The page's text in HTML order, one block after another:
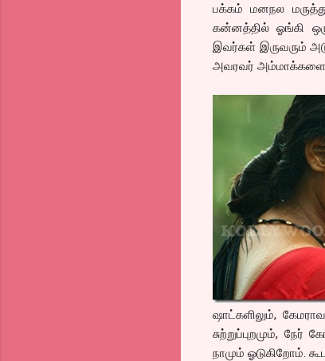
பக்கம் மனநல
கன்னத்தில் ஓங்கி
இவர்கள் இருவரும்
அவரவர் அம்மாக்களை
ஷாட்களிலும்,
சுற்றுப்புறமும்,
நாமும் ஓடுகிறோம்.